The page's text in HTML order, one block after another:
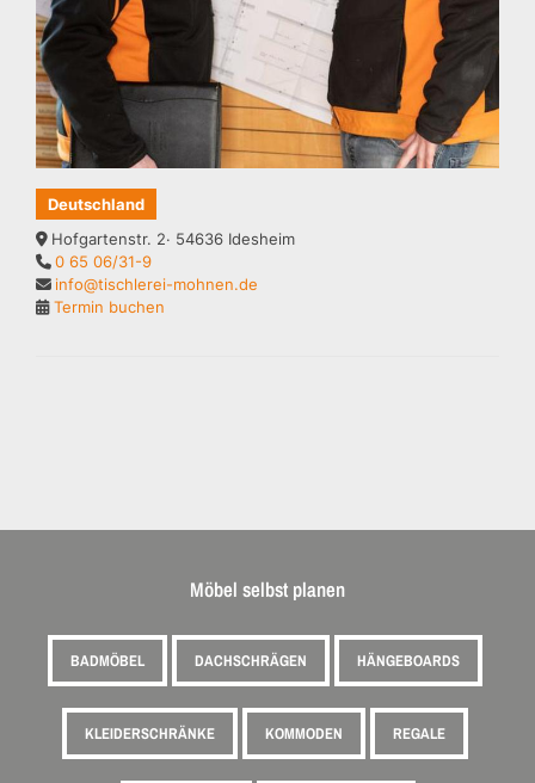
Deutschland
Hofgartenstr. 2· 54636 Idesheim
0 65 06/31-9
info@tischlerei-mohnen.de
Termin buchen
Möbel selbst planen
BADMÖBEL DACHSCHRÄGEN HÄNGEBOARDS
KLEIDERSCHRÄNKE KOMMODEN REGALE